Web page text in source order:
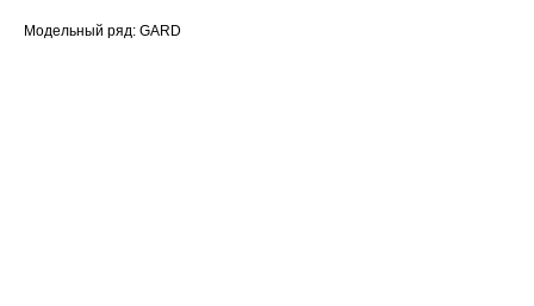
Модельный ряд: GARD